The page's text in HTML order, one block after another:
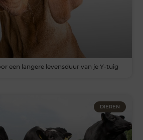
een langere levensduur van je Y-tuig
DIEREN